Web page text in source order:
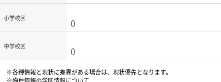
小学校区 ()
中学校区 ()
※各種情報と現状に差異がある場合は、現状優先となります。
※物件情報の学区情報について